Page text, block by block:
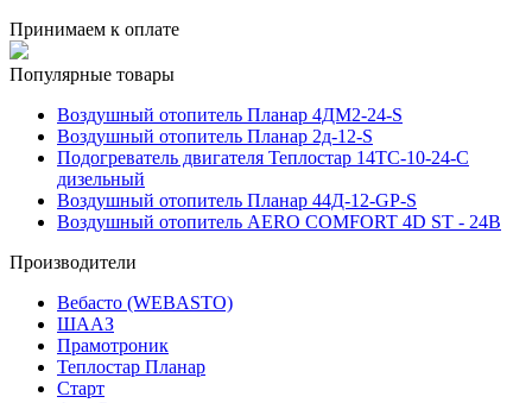
Принимаем к оплате
Популярные товары
Воздушный отопитель Планар 4ДМ2-24-S
Воздушный отопитель Планар 2д-12-S
Подогреватель двигателя Теплостар 14ТС-10-24-С
дизельный
Воздушный отопитель Планар 44Д-12-GP-S
Воздушный отопитель AERO COMFORT 4D ST - 24В
Производители
Вебасто (WEBASTO)
ШААЗ
Прамотроник
Теплостар Планар
Старт